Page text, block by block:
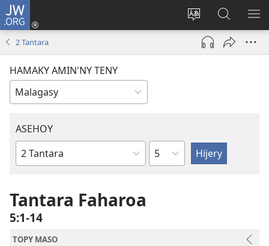
JW.ORG
Hiova
fiteny
Hiditra
(manokatra
rohy)
ato
Amin’ny
2 Tantara
HAMAKY AMIN'NY TENY
ASEHOY
Boky
Amin’ny
Baiboly
Toko
Tantara Faharoa
5:1-14
TOPY MASO